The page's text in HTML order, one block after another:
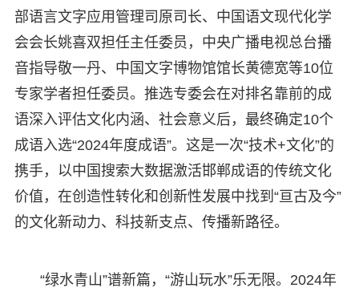
部语言文字应用管理司原司长、中国语文现代化学
会会长姚喜双担任主任委员，中央广播电视总台播
音指导敬一丹、中国文字博物馆馆长黄德宽等10位
专家学者担任委员。推选专委会在对排名靠前的成
语深入评估文化内涵、社会意义后，最终确定10个
成语入选“2024年度成语”。这是一次“技术+文化”的
携手，以中国搜索大数据激活邯郸成语的传统文化
价值，在创造性转化和创新性发展中找到“亘古及今”
的文化新动力、科技新支点、传播新路径。
“绿水青山”谱新篇，“游山玩水”乐无限。2024年